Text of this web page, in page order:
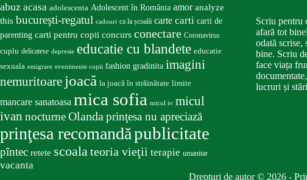
abuz acasa adolescenta Adolescent în România amor analyze
this bucureşti-regatul cadouri ca la școală carte carti carti de
parenting carti pentru copii concurs conectare Coronavirus
cuplu delicatese depresie educatie cu blandete educatie
sexuala emigrare evenimente copii fashion gradinita imagini
nemuritoare joacă la joacă în străinătate limite
mancare sanatoasa mica sofia micul iv micul
ivan nocturneOlanda prinţesa nu apreciază
prinţesa recomandăpublicitate
pîntec retete scoalateoria vieţii terapie umanitar
vacanta
Scriu pentru
afară tot
odată scrise,
bine. Scriu
face viața
lucruri și
Drepturi de autor © 2026 -